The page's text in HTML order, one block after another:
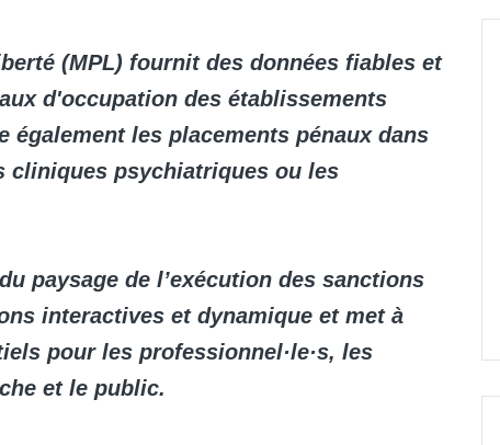
(MPL) fournit des données fiables et
d'occupation des établissements
également les placements pénaux dans
psychiatriques ou les
paysage de l’exécution des sanctions
interactives et dynamique et met à
pour les professionnel·le·s, les
et le public.